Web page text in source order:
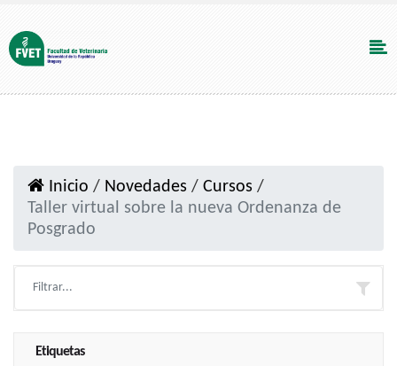
Inicio / Novedades / Cursos /
Taller virtual sobre la nueva Ordenanza de
Posgrado
Etiquetas